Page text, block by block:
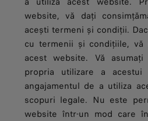
website, vă dați
acești termeni și condiții.
cu termenii și condițiile, vă
acest website. Vă asumați
propria utilizare a
angajamentul de a utiliza
scopuri legale. Nu este
website într-un mod care